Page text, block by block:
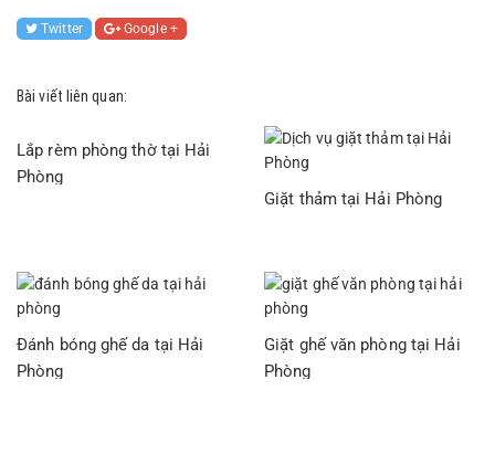
Twitter Google +
Bài viết liên quan:
Lắp rèm phòng thờ tại Hải
Phòng
Giặt thảm tại Hải Phòng
Đánh bóng ghế da tại Hải
Phòng
Giặt ghế văn phòng tại Hải
Phòng